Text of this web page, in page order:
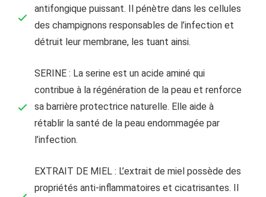
antifongique puissant. Il pénètre dans les cellules
des champignons responsables de l’infection et
détruit leur membrane, les tuant ainsi.
SERINE : La serine est un acide aminé qui
contribue à la régénération de la peau et renforce
sa barrière protectrice naturelle. Elle aide à
rétablir la santé de la peau endommagée par
l’infection.
EXTRAIT DE MIEL : L’extrait de miel possède des
propriétés anti-inflammatoires et cicatrisantes. Il